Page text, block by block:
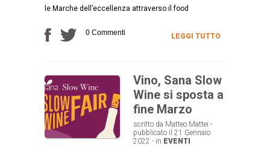
le Marche dell’eccellenza attraverso il food
0 Commenti LEGGI TUTTO
Vino, Sana Slow
Wine si sposta a
fine Marzo
scritto da Matteo Mattei -
pubblicato il 21 Gennaio
2022 - in EVENTI